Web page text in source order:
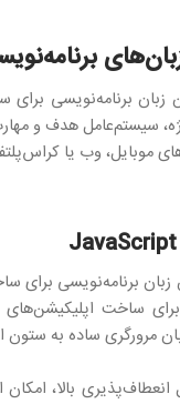
برنامه‌نویسی
برنامه‌نویسی برای
مرورگری ساده به
انعطاف‌پذیری بالا،